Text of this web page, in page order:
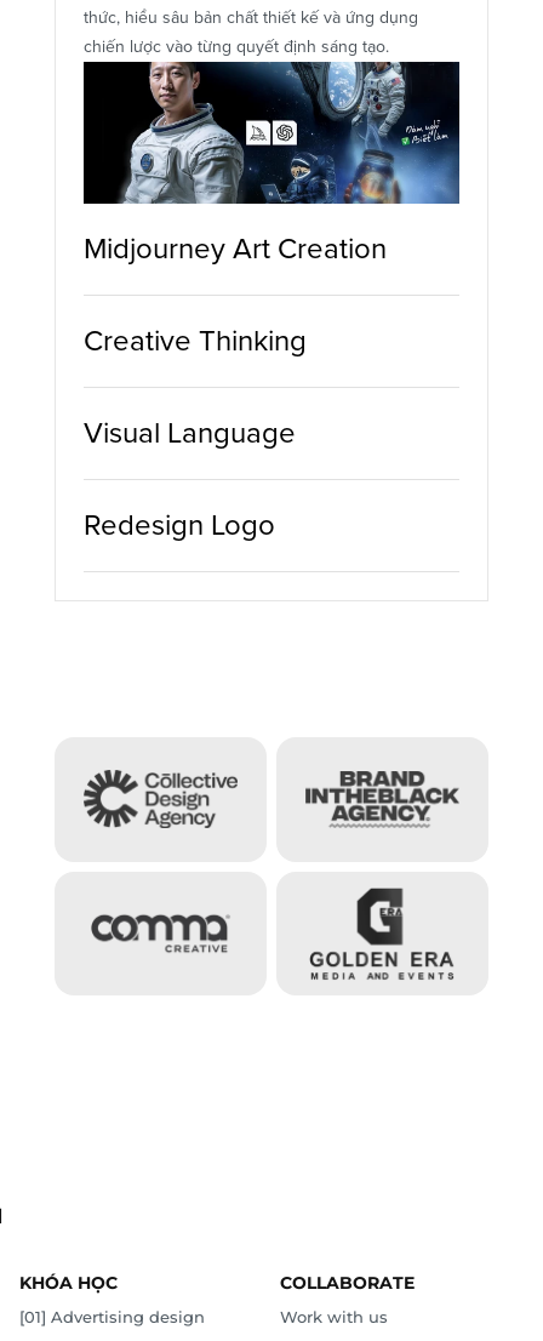
thức, hiểu sâu bản chất thiết kế và ứng dụng
chiến lược vào từng quyết định sáng tạo.
Midjourney Art Creation
Creative Thinking
Visual Language
Redesign Logo
KHÓA HỌC
[01] Advertising design
COLLABORATE
Work with us